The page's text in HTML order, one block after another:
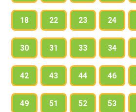
18 22 23 24
30 31 33 34
42 43 44 46
49 51 52 53